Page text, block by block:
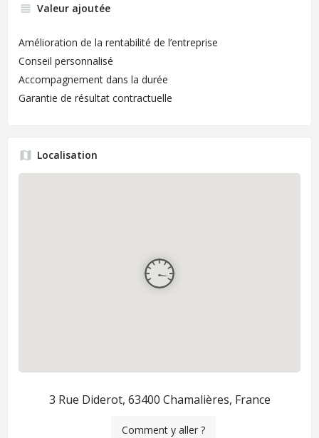
Valeur ajoutée
Amélioration de la rentabilité de l’entreprise
Conseil personnalisé
Accompagnement dans la durée
Garantie de résultat contractuelle
Localisation
3 Rue Diderot, 63400 Chamalières, France
Comment y aller ?